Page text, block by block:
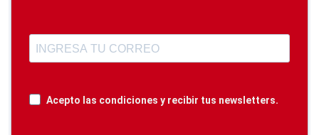
Acepto las condiciones y recibir tus newsletters.